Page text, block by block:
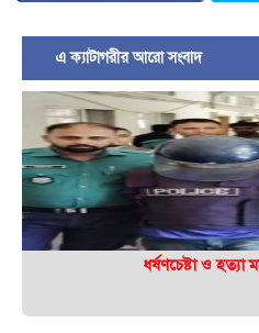
এ ক্যাটাগরীর আরো সংবাদ
ধর্ষণচেষ্টা ও হত্যা